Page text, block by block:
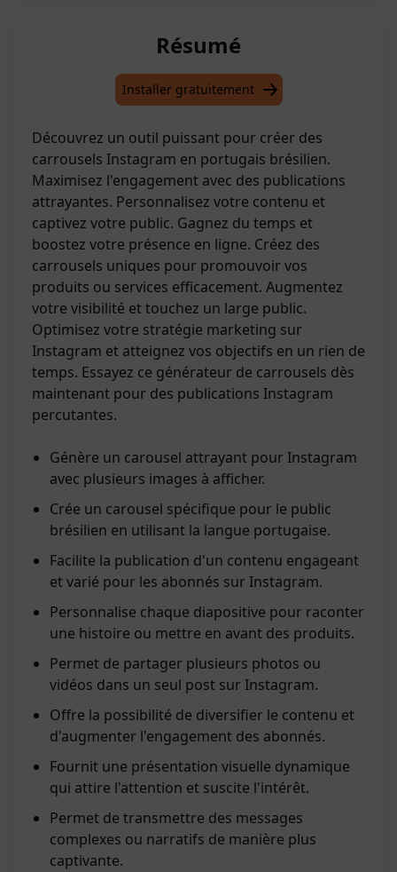
Résumé
Installer gratuitement
Découvrez un outil puissant pour créer des
carrousels Instagram en portugais brésilien.
Maximisez l'engagement avec des publications
attrayantes. Personnalisez votre contenu et
captivez votre public. Gagnez du temps et
boostez votre présence en ligne. Créez des
carrousels uniques pour promouvoir vos
produits ou services efficacement. Augmentez
votre visibilité et touchez un large public.
Optimisez votre stratégie marketing sur
Instagram et atteignez vos objectifs en un rien de
temps. Essayez ce générateur de carrousels dès
maintenant pour des publications Instagram
percutantes.
Génère un carousel attrayant pour Instagram
avec plusieurs images à afficher.
Crée un carousel spécifique pour le public
brésilien en utilisant la langue portugaise.
Facilite la publication d'un contenu engageant
et varié pour les abonnés sur Instagram.
Personnalise chaque diapositive pour raconter
une histoire ou mettre en avant des produits.
Permet de partager plusieurs photos ou
vidéos dans un seul post sur Instagram.
Offre la possibilité de diversifier le contenu et
d'augmenter l'engagement des abonnés.
Fournit une présentation visuelle dynamique
qui attire l'attention et suscite l'intérêt.
Permet de transmettre des messages
complexes ou narratifs de manière plus
captivante.